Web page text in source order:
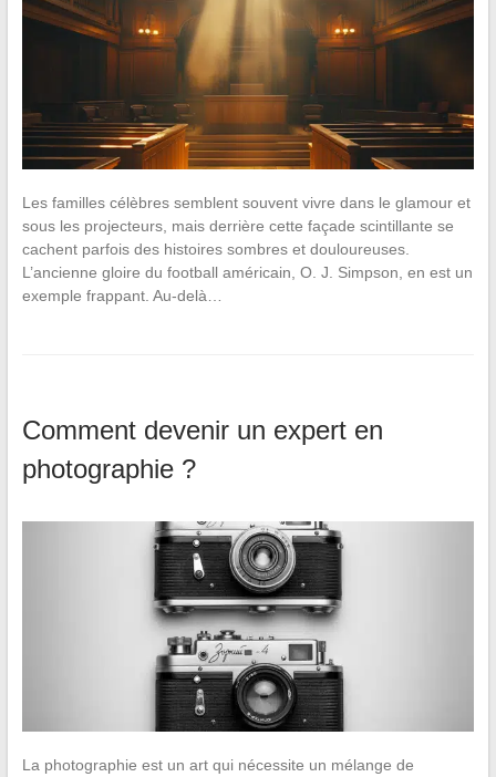
Les familles célèbres semblent souvent vivre dans le glamour et
sous les projecteurs, mais derrière cette façade scintillante se
cachent parfois des histoires sombres et douloureuses.
L’ancienne gloire du football américain, O. J. Simpson, en est un
exemple frappant. Au-delà…
Comment devenir un expert en
photographie ?
La photographie est un art qui nécessite un mélange de